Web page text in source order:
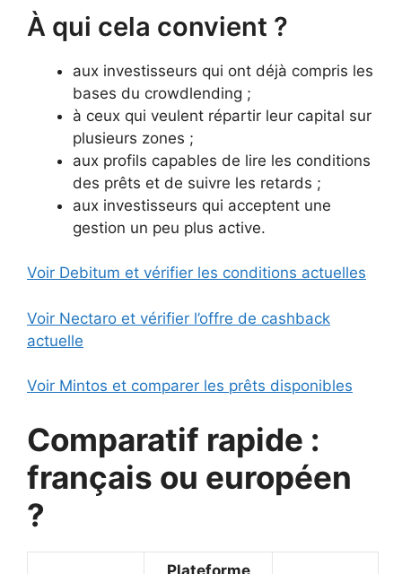
À qui cela convient ?
aux investisseurs qui ont déjà compris les
bases du crowdlending ;
à ceux qui veulent répartir leur capital sur
plusieurs zones ;
aux profils capables de lire les conditions
des prêts et de suivre les retards ;
aux investisseurs qui acceptent une
gestion un peu plus active.
Voir Debitum et vérifier les conditions actuelles
Voir Nectaro et vérifier l’offre de cashback
actuelle
Voir Mintos et comparer les prêts disponibles
Comparatif rapide :
français ou européen
?
Plateforme